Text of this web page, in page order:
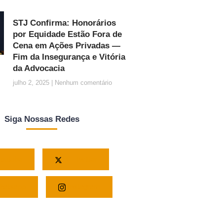
STJ Confirma: Honorários
por Equidade Estão Fora de
Cena em Ações Privadas —
Fim da Insegurança e Vitória
da Advocacia
julho 2, 2025 Nenhum comentário
Siga Nossas Redes
Instagram